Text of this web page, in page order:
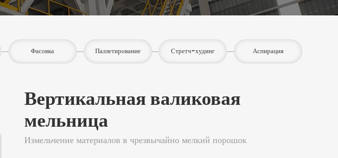
Фасовка Паллетирование Стретч-худинг Аспирация
Вертикальная валиковая
мельница
Измельчение материалов в чрезвычайно мелкий порошок